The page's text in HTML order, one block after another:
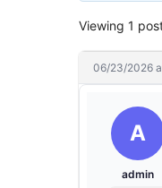
Viewing 1
06/23/2026
A
admin